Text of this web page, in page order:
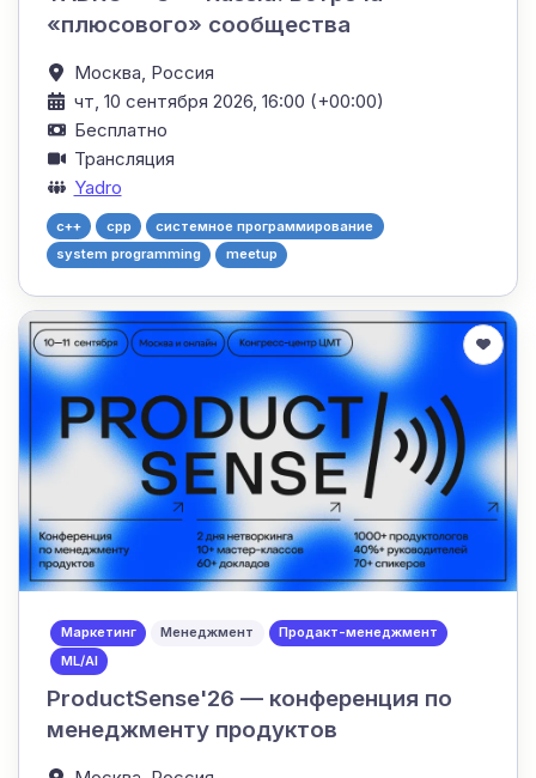
«плюсового» сообщества
Москва, Россия
чт, 10 сентября 2026, 16:00 (+00:00)
Бесплатно
Трансляция
Yadro
c++ cpp
системное программирование
system programming
meetup
Маркетинг Менеджмент
Продакт-менеджмент
ML/AI
ProductSense'26 — конференция по
менеджменту продуктов